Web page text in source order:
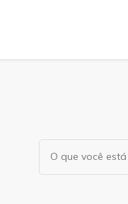
Procurando
algo?